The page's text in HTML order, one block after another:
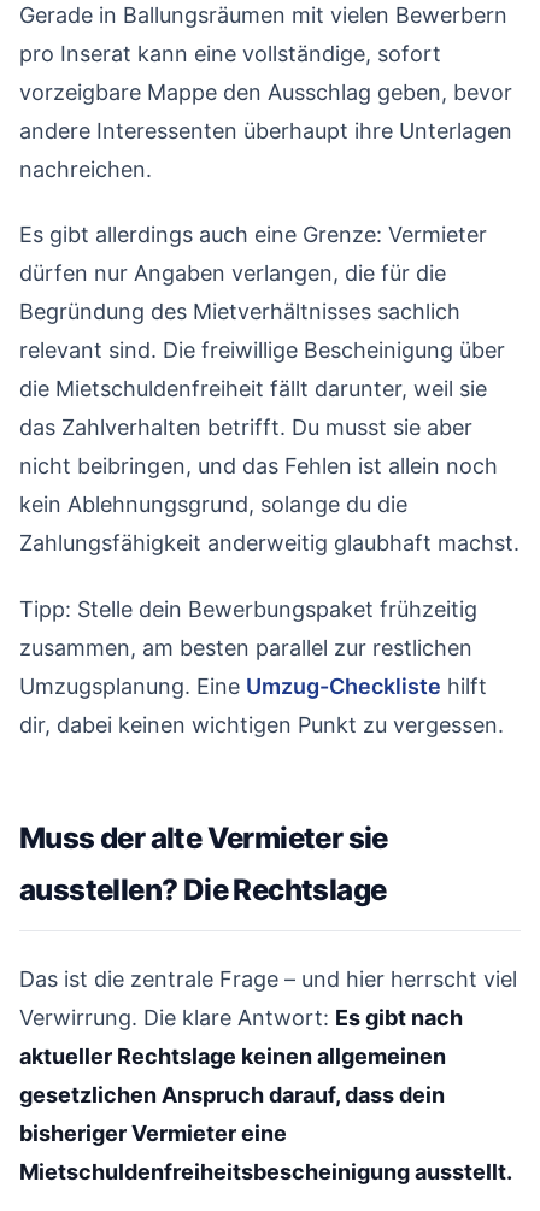
Gerade in Ballungsräumen mit vielen Bewerbern
pro Inserat kann eine vollständige, sofort
vorzeigbare Mappe den Ausschlag geben, bevor
andere Interessenten überhaupt ihre Unterlagen
nachreichen.
Es gibt allerdings auch eine Grenze: Vermieter
dürfen nur Angaben verlangen, die für die
Begründung des Mietverhältnisses sachlich
relevant sind. Die freiwillige Bescheinigung über
die Mietschuldenfreiheit fällt darunter, weil sie
das Zahlverhalten betrifft. Du musst sie aber
nicht beibringen, und das Fehlen ist allein noch
kein Ablehnungsgrund, solange du die
Zahlungsfähigkeit anderweitig glaubhaft machst.
Tipp: Stelle dein Bewerbungspaket frühzeitig
zusammen, am besten parallel zur restlichen
Umzugsplanung. Eine Umzug-Checkliste hilft
dir, dabei keinen wichtigen Punkt zu vergessen.
Muss der alte Vermieter sie
ausstellen? Die Rechtslage
Das ist die zentrale Frage – und hier herrscht viel
Verwirrung. Die klare Antwort: Es gibt nach
aktueller Rechtslage keinen allgemeinen
gesetzlichen Anspruch darauf, dass dein
bisheriger Vermieter eine
Mietschuldenfreiheitsbescheinigung ausstellt.